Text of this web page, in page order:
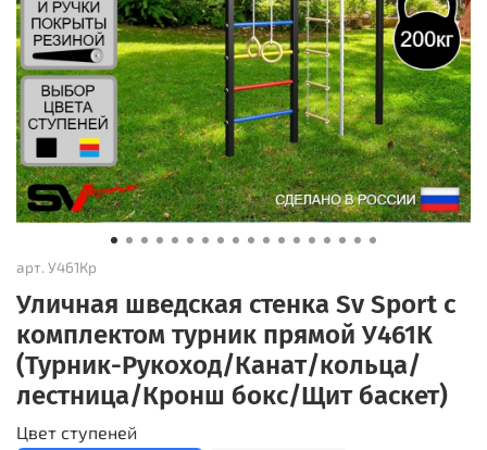
арт. У461Кр
Уличная шведская стенка Sv Sport с
комплектом турник прямой У461К
(Турник-Рукоход/Канат/кольца/
лестница/Кронш бокс/Щит баскет)
Цвет ступеней